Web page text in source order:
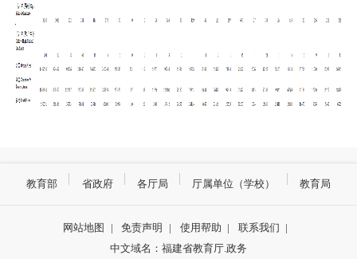
教育部 省政府 各厅局 厅属单位（学校） 教育局
网站地图 | 免责声明 | 使用帮助 | 联系我们 |
中文域名：福建省教育厅.政务